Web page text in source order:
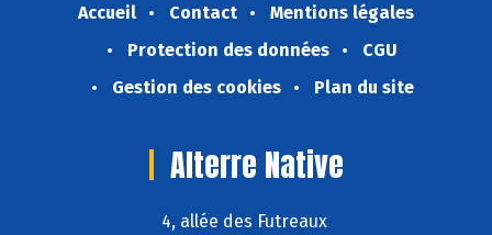
Accueil Contact
Mentions légales
Protection des données
CGU
Gestion des cookies
Plan du site
Alterre Native
4, allée des Futreaux